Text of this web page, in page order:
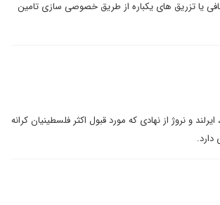
یا تزریق های یکباره از طریق خصوصی سازی تامین
و نروژ از نهادی که مورد قبول اکثر فلسطینیان کرانه